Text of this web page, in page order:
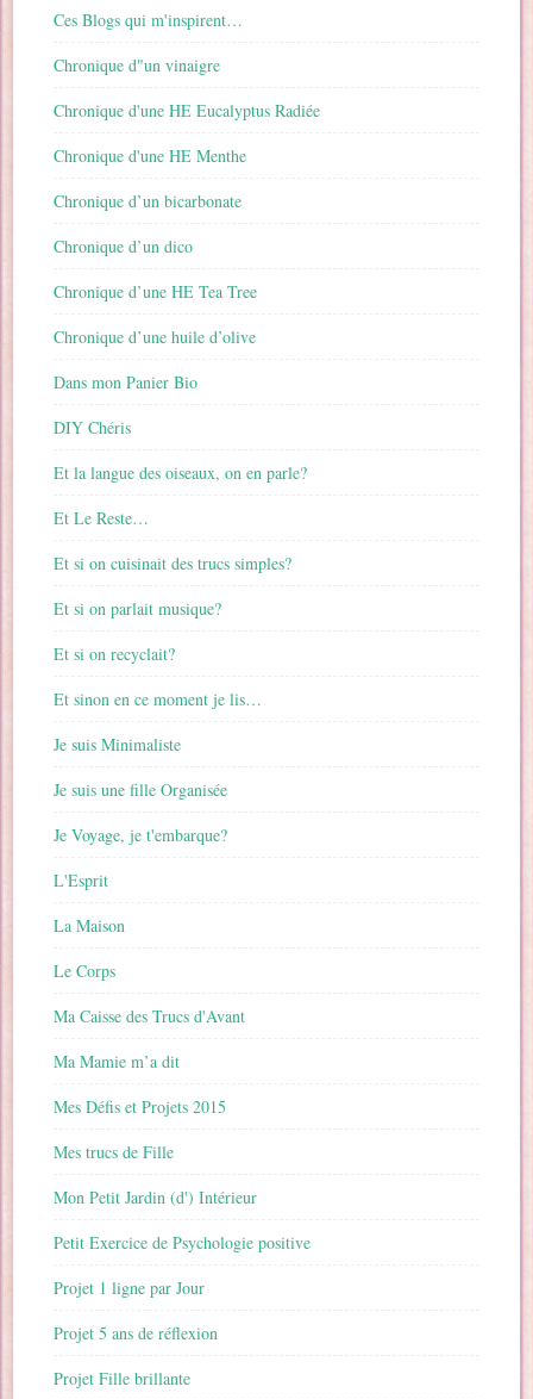
Ces Blogs qui m'inspirent…
Chronique d"un vinaigre
Chronique d'une HE Eucalyptus Radiée
Chronique d'une HE Menthe
Chronique d’un bicarbonate
Chronique d’un dico
Chronique d’une HE Tea Tree
Chronique d’une huile d’olive
Dans mon Panier Bio
DIY Chéris
Et la langue des oiseaux, on en parle?
Et Le Reste…
Et si on cuisinait des trucs simples?
Et si on parlait musique?
Et si on recyclait?
Et sinon en ce moment je lis…
Je suis Minimaliste
Je suis une fille Organisée
Je Voyage, je t'embarque?
L'Esprit
La Maison
Le Corps
Ma Caisse des Trucs d'Avant
Ma Mamie m’a dit
Mes Défis et Projets 2015
Mes trucs de Fille
Mon Petit Jardin (d') Intérieur
Petit Exercice de Psychologie positive
Projet 1 ligne par Jour
Projet 5 ans de réflexion
Projet Fille brillante